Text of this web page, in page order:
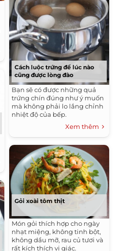
Cách luộc trứng để lúc nào
cũng được lòng đào
Bạn sẽ có được những quả
trứng chín đúng như ý muốn
mà không phải lo lắng chỉnh
nhiệt độ của bếp.
Xem thêm
Gỏi xoài tôm thịt
Món gỏi thích hợp cho ngày
nhạt miệng, không tinh bột,
không dầu mỡ, rau củ tươi và
rất kích thích vị giác.